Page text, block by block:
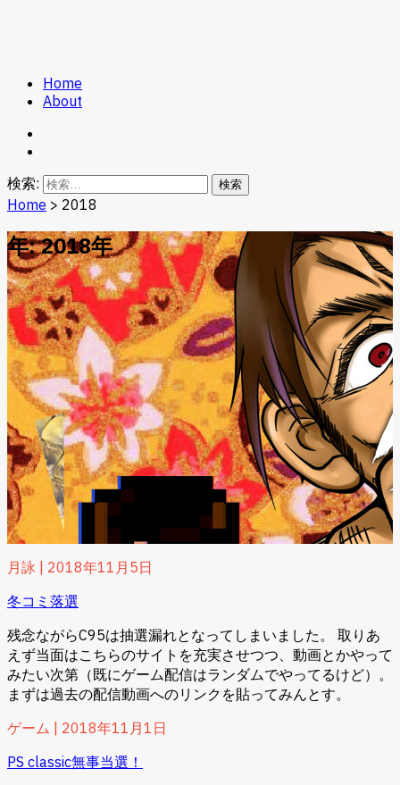
Game Kuz
Home
About
検索:
Home > 2018
年: 2018年
月詠 | 2018年11月5日
冬コミ落選
残念ながらC95は抽選漏れとなってしまいました。 取りあ
えず当面はこちらのサイトを充実させつつ、動画とかやって
みたい次第（既にゲーム配信はランダムでやってるけど）。
まずは過去の配信動画へのリンクを貼ってみんとす。
ゲーム | 2018年11月1日
PS classic無事当選！